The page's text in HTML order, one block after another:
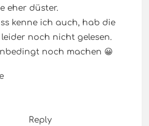
eher düster.
kenne ich auch, hab die
leider noch nicht gelesen.
noch machen 😀
Reply